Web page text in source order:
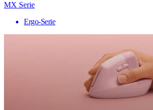
MX Serie
Ergo-Serie